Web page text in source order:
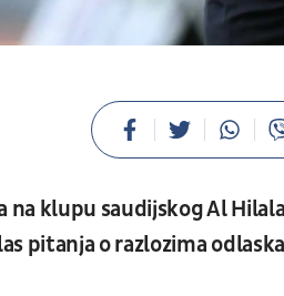
na klupu saudijskog Al
pitanja o razlozima